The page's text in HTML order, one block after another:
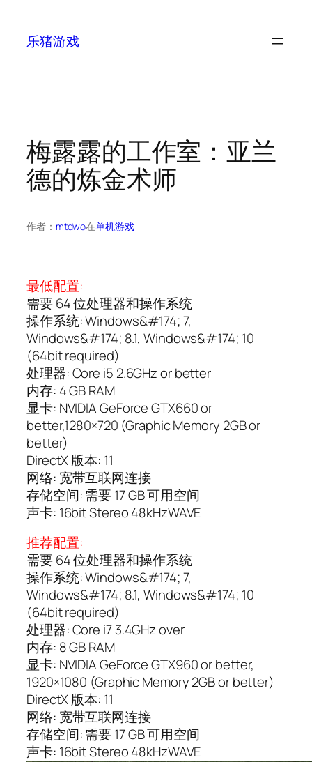
乐猪游戏
梅露露的工作室：亚兰
德的炼金术师
作者： mtdwo在单机游戏
最低配置:
需要 64 位处理器和操作系统
操作系统: Windows&#174; 7,
Windows&#174; 8.1, Windows&#174; 10
(64bit required)
处理器: Core i5 2.6GHz or better
内存: 4 GB RAM
显卡: NVIDIA GeForce GTX660 or
better,1280×720 (Graphic Memory 2GB or
better)
DirectX 版本: 11
网络: 宽带互联网连接
存储空间: 需要 17 GB 可用空间
声卡: 16bit Stereo 48kHzWAVE
推荐配置:
需要 64 位处理器和操作系统
操作系统: Windows&#174; 7,
Windows&#174; 8.1, Windows&#174; 10
(64bit required)
处理器: Core i7 3.4GHz over
内存: 8 GB RAM
显卡: NVIDIA GeForce GTX960 or better,
1920×1080 (Graphic Memory 2GB or better)
DirectX 版本: 11
网络: 宽带互联网连接
存储空间: 需要 17 GB 可用空间
声卡: 16bit Stereo 48kHzWAVE